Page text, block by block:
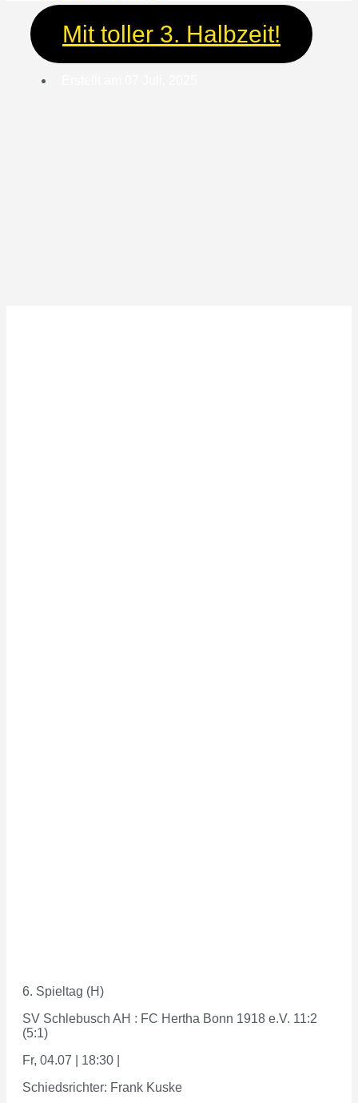
Mit toller 3. Halbzeit!
6. Spieltag (H)
SV Schlebusch AH : FC Hertha Bonn 1918 e.V. 11:2
(5:1)
Fr, 04.07 | 18:30 |
Schiedsrichter: Frank Kuske